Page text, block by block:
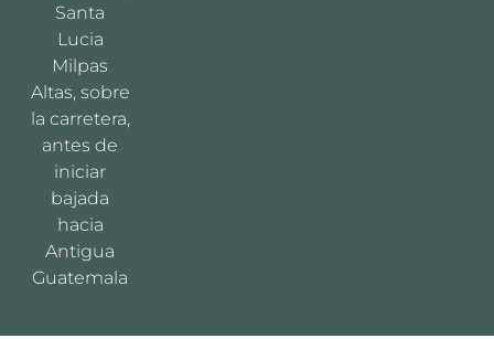
Santa
Lucia
Milpas
Altas, sobre
la carretera,
antes de
iniciar
bajada
hacia
Antigua
Guatemala